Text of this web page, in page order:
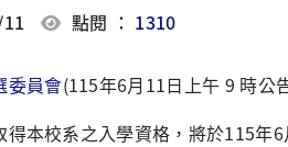
點閱 ： 1310
委員會(115年6月 11日上午 9 時公
本校系之入學資格，將於115年6